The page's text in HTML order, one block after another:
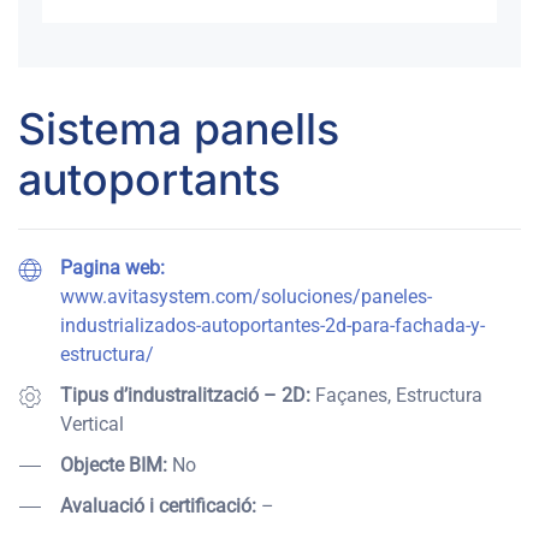
Sistema panells
autoportants
Pagina web:
www.avitasystem.com/soluciones/paneles-
industrializados-autoportantes-2d-para-fachada-y-
estructura/
Tipus d’industralització – 2D: Façanes, Estructura
Vertical
Objecte BIM: No
Avaluació i certificació: –